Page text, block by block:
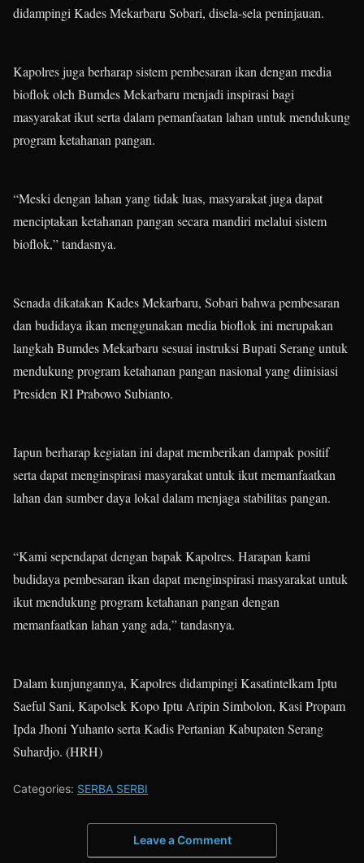
didampingi Kades Mekarbaru Sobari, disela-sela peninjauan.
Kapolres juga berharap sistem pembesaran ikan dengan media
bioflok oleh Bumdes Mekarbaru menjadi inspirasi bagi
masyarakat ikut serta dalam pemanfaatan lahan untuk mendukung
program ketahanan pangan.
“Meski dengan lahan yang tidak luas, masyarakat juga dapat
menciptakan ketahanan pangan secara mandiri melalui sistem
bioflok,” tandasnya.
Senada dikatakan Kades Mekarbaru, Sobari bahwa pembesaran
dan budidaya ikan menggunakan media bioflok ini merupakan
langkah Bumdes Mekarbaru sesuai instruksi Bupati Serang untuk
mendukung program ketahanan pangan nasional yang diinisiasi
Presiden RI Prabowo Subianto.
Iapun berharap kegiatan ini dapat memberikan dampak positif
serta dapat menginspirasi masyarakat untuk ikut memanfaatkan
lahan dan sumber daya lokal dalam menjaga stabilitas pangan.
“Kami sependapat dengan bapak Kapolres. Harapan kami
budidaya pembesaran ikan dapat menginspirasi masyarakat untuk
ikut mendukung program ketahanan pangan dengan
memanfaatkan lahan yang ada,” tandasnya.
Dalam kunjungannya, Kapolres didampingi Kasatintelkam Iptu
Saeful Sani, Kapolsek Kopo Iptu Aripin Simbolon, Kasi Propam
Ipda Jhoni Yuhanto serta Kadis Pertanian Kabupaten Serang
Suhardjo. (HRH)
Categories: SERBA SERBI
Leave a Comment